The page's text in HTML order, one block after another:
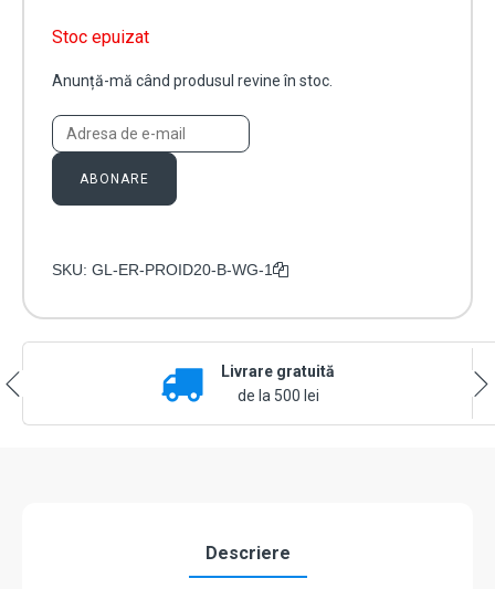
Stoc epuizat
Anunță-mă când produsul revine în stoc.
ABONARE
SKU: GL-ER-PROID20-B-WG-1
Livrare gratuită
de la 500 lei
Descriere